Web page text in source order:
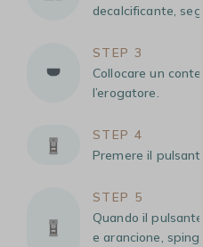
decalcificante,
STEP 3
Collocare un
l’erogatore.
STEP 4
Premere il
STEP 5
Quando il
e arancione,